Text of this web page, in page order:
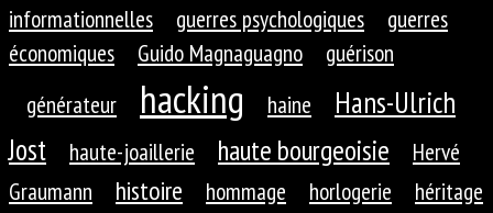
informationnelles
guerres psychologiques
guerres
économiques
Guido Magnaguagno
guérison
générateur
hacking haine
Hans-Ulrich
Jost
haute-joaillerie haute bourgeoisie
Hervé
Graumann
histoire hommage horlogerie
héritage